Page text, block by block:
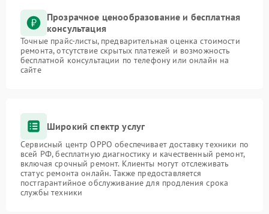
Прозрачное ценообразование и бесплатная
консультация
Точные прайс-листы, предварительная оценка стоимости
ремонта, отсутствие скрытых платежей и возможность
бесплатной консультации по телефону или онлайн на
сайте
Широкий спектр услуг
Сервисный центр OPPO обеспечивает доставку техники по
всей РФ, бесплатную диагностику и качественный ремонт,
включая срочный ремонт. Клиенты могут отслеживать
статус ремонта онлайн. Также предоставляется
постгарантийное обслуживание для продления срока
службы техники